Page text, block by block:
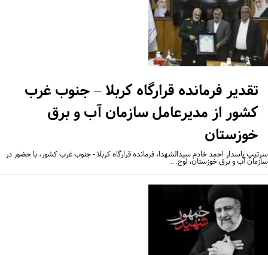
تقدیر فرمانده قرارگاه کربلا – جنوب غرب
کشور از مدیرعامل سازمان آب و برق
خوزستان
پاسدار احمد خادم سیدالشهدا، فرمانده قرارگاه کربلا - جنوب غرب کشور، با حضور در
آب و برق خوزستان، لوح…